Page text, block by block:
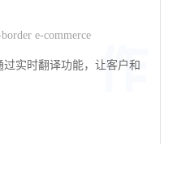
e-commerce
实时翻译功能，让客户和